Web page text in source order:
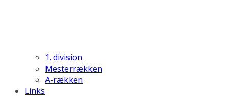
1. division
Mesterrækken
A-rækken
Links